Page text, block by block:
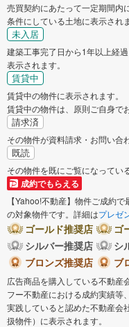
売買契約にあたって一定期間内
条件にしている土地に表示されま
未入居
建築工事完了日から1年以上経
表示されます。
賃貸中
賃貸中の物件に表示されます。
賃貸中の物件は、原則ご自身で
請求済
その物件が資料請求・お問い合
既読
その物件を既にご覧になってい
成約でもらえる
【Yahoo!不動産】物件ご成約
の対象物件です。詳細はプレゼ
ゴールド推奨店
ゴ
シルバー推奨店
シ
ブロンズ推奨店
ブ
広告商品を購入している不動産
フー不動産における成約実績等
実践していると認めた不動産会
扱物件）に表示されます。